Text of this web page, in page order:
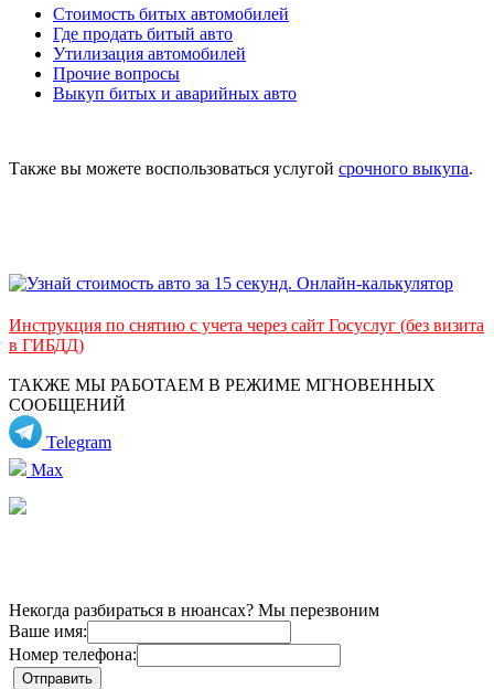
Стоимость битых автомобилей
Где продать битый авто
Утилизация автомобилей
Прочие вопросы
Выкуп битых и аварийных авто
Также вы можете воспользоваться услугой срочного выкупа.
Инструкция по снятию с учета через сайт Госуслуг (без визита
в ГИБДД)
ТАКЖЕ МЫ РАБОТАЕМ В РЕЖИМЕ МГНОВЕННЫХ
СООБЩЕНИЙ
Telegram
Max
Некогда разбираться в нюансах? Мы перезвоним
Ваше имя:
Номер телефона: